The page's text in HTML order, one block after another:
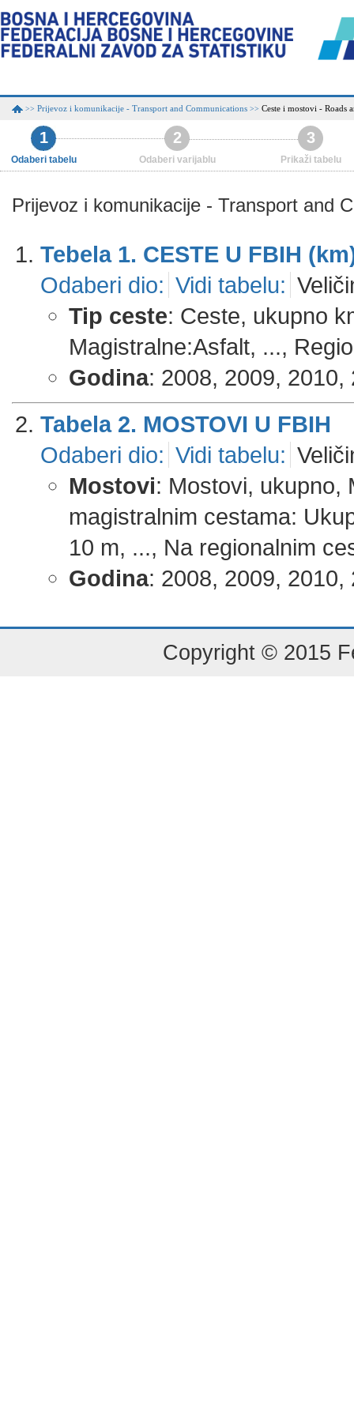
>> Prijevoz i komunikacije - Transport and Communications >> Ceste i mostovi - Roads
1
Odaberi tabelu
2
Odaberi varijablu
3
Prikaži tabelu
Prijevoz i komunikacije - Transport and
Tebela 1. CESTE U FBIH
Odaberi dio: Vidi tabelu:
Tip ceste: Ceste, ukupno
Magistralne:Asfalt, ...,
Godina: 2008, 2009, 2010,
Tabela 2. MOSTOVI U FBIH
Odaberi dio: Vidi tabelu:
Mostovi: Mostovi, ukupno,
magistralnim cestama:
10 m, ..., Na regionalnim
Godina: 2008, 2009, 2010,
Copyright © 2015